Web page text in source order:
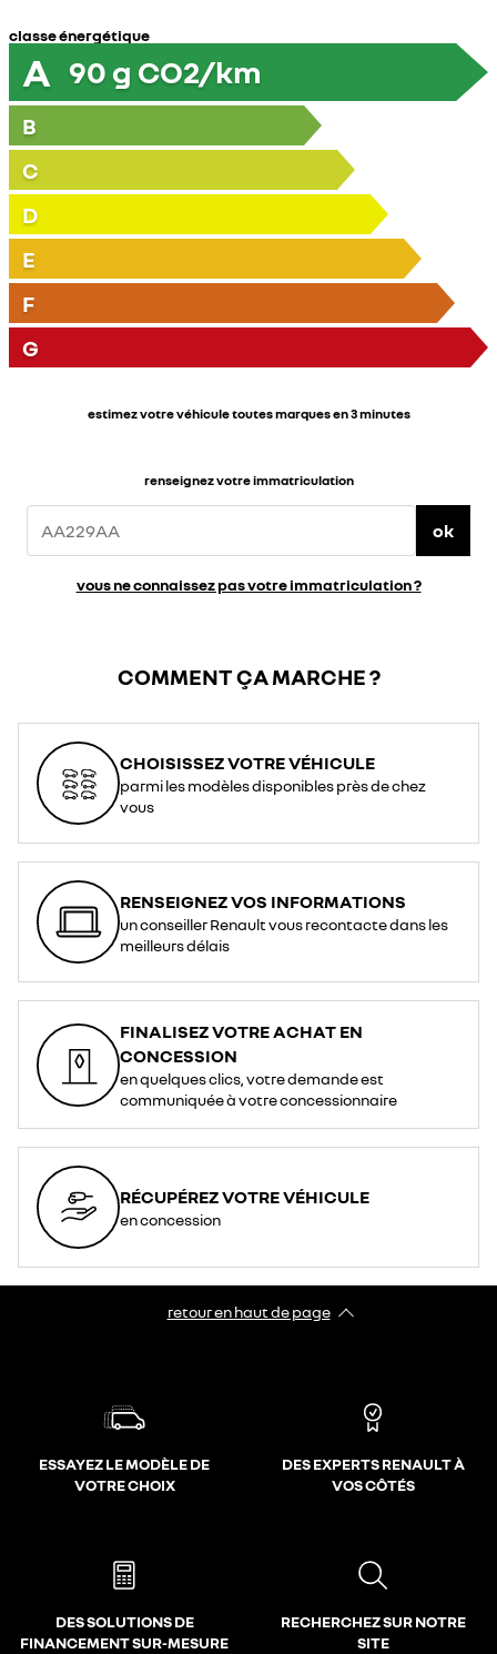
classe énergétique
A 90 g CO2/km
B
C
D
E
F
G
estimez votre véhicule toutes marques en 3 minutes
renseignez votre immatriculation
ok
vous ne connaissez pas votre immatriculation ?
COMMENT ÇA MARCHE ?
CHOISISSEZ VOTRE VÉHICULE
parmi les modèles disponibles près de chez
vous
RENSEIGNEZ VOS INFORMATIONS
un conseiller Renault vous recontacte dans les
meilleurs délais
FINALISEZ VOTRE ACHAT EN
CONCESSION
en quelques clics, votre demande est
communiquée à votre concessionnaire
RÉCUPÉREZ VOTRE VÉHICULE
en concession
retour en haut de page​
ESSAYEZ LE MODÈLE DE
VOTRE CHOIX
DES EXPERTS RENAULT À
VOS CÔTÉS
DES SOLUTIONS DE
FINANCEMENT SUR-MESURE
RECHERCHEZ SUR NOTRE
SITE